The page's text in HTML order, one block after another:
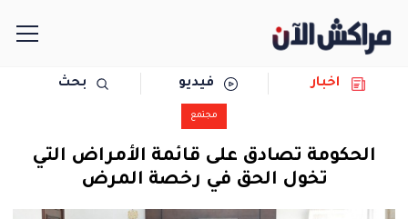
اخبار فيديو بحث
مجتمع
الحكومة تصادق على قائمة الأمراض التي
تخول الحق في رخصة المرض